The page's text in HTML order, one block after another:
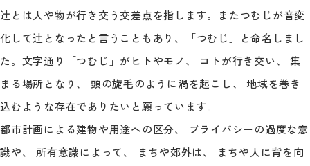
辻とは人や物が行き交う交差点を指します。またつむじが音変
化して辻となったと言うこともあり、「つむじ」と命名しまし
た。文字通り「つむじ」がヒトやモノ、 コトが行き交い、 集
まる場所となり、 頭の旋毛のように渦を起こし、 地域を巻き
込むような存在でありたいと願っています。
都市計画による建物や用途への区分、 プライバシーの過度な意
識や、 所有意識によって、 まちや郊外は、 まちや人に背を向